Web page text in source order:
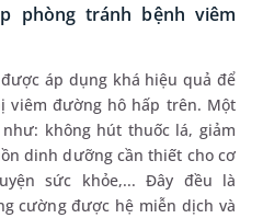
phòng tránh bệnh viêm
áp dụng khá hiệu quả để
viêm đường hô hấp trên. Một
không hút thuốc lá, giảm
dinh dưỡng cần thiết cho cơ
sức khỏe,... Đây đều là
cường được hệ miễn dịch và